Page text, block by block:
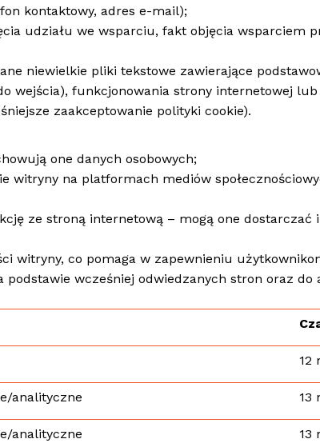
kontaktowy, adres e-mail);
udziału we wsparciu, fakt objęcia wsparciem
niewielkie pliki tekstowe zawierające
wejścia), funkcjonowania strony internetowej
zaakceptowanie polityki cookie).
one danych osobowych;
na platformach mediów
ze stroną internetową – mogą one
witryny, co pomaga w zapewnieniu
wcześniej odwiedzanych stron oraz
12
analityczne 13
analityczne 13